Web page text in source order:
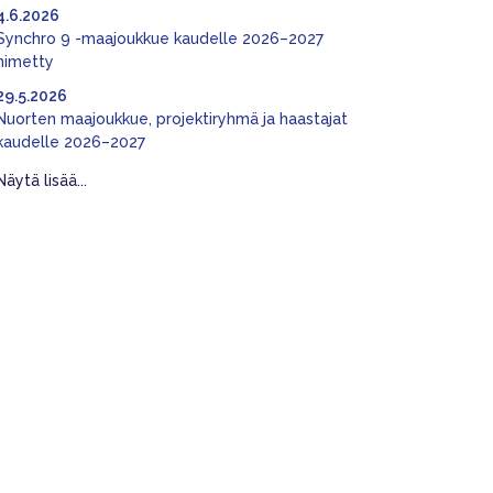
9 -maajoukkue kaudelle 2026–2027
maajoukkue, projektiryhmä ja haastajat
2026–2027
lisää...